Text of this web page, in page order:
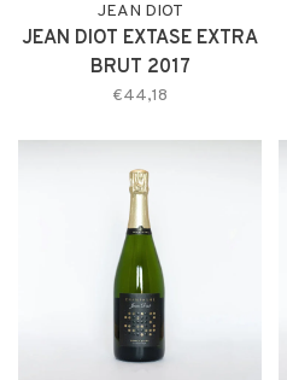
JEAN DIOT
JEAN DIOT EXTASE EXTRA
BRUT 2017
€44,18